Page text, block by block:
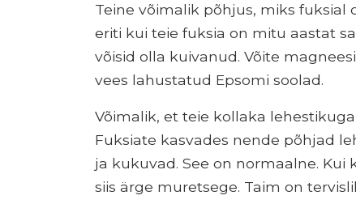
Teine võimalik põhjus, miks
eriti kui teie fuksia on mitu aastat
võisid olla kuivanud. Võite
vees lahustatud Epsomi soolad.
Võimalik, et teie kollaka
Fuksiate kasvades nende põhjad
ja kukuvad. See on normaalne.
siis ärge muretsege. Taim on